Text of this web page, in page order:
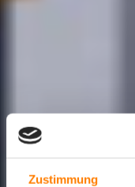
Zustimmung